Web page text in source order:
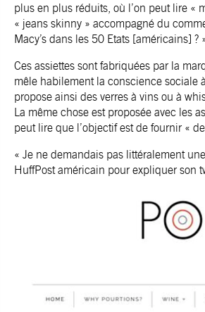
plus en plus réduits, où l’on peut lire «
« jeans skinny » accompagné du
Macy’s dans les 50 Etats [américains] ?
Ces assiettes sont fabriquées par la
mêle habilement la conscience
propose ainsi des verres à vins ou à
La même chose est proposée avec les
peut lire que l’objectif est de fournir «
« Je ne demandais pas littéralement
HuffPost américain pour expliquer son